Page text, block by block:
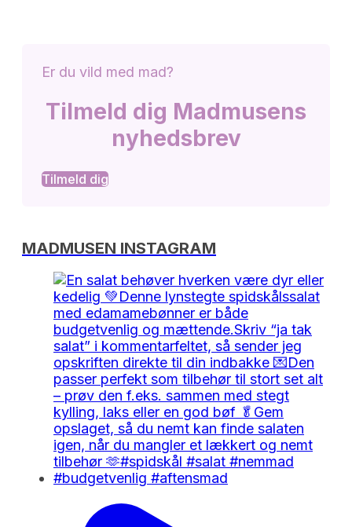
Er du vild med mad?
Tilmeld dig Madmusens
nyhedsbrev
Tilmeld dig
MADMUSEN INSTAGRAM